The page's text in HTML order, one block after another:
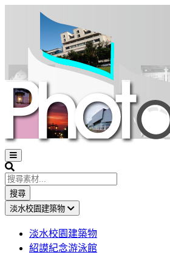
Open
sidebar
Search
搜尋
淡水校園建築物
淡水校園建築物
紹謨紀念游泳館